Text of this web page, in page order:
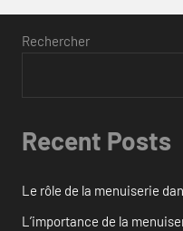
Rechercher
Recent Posts
Le rôle de la menuiserie
L’importance de la